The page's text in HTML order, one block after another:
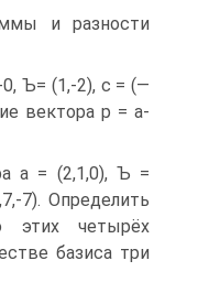
и разности
Ъ= (1,-2), с = (—
вектора р = а-
а = (2,1,0), Ъ =
7). Определить
этих четырёх
базиса три